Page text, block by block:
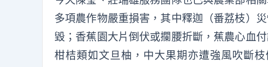
多項農作物嚴重損害，其中釋迦（番荔枝）
毀；香蕉園大片倒伏或攔腰折斷，蕉農心血
柑桔類如文旦柚，中大果期亦遭強風吹斷